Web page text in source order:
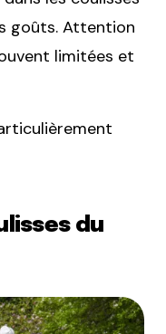
goûts. Attention
limitées et
du